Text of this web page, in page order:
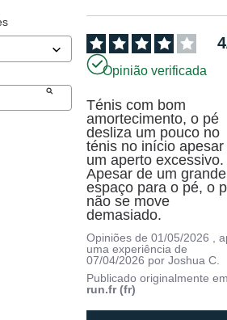
4
Opinião verificada
Ténis com bom
amortecimento, o pé
desliza um pouco no
ténis no início apesar
um aperto excessivo.
Apesar de um grande
espaço para o pé, o
não se move
demasiado.
Opiniões de01/05/2026
,
uma experiência de
07/04/2026 porJoshua C.
Publicado originalmente
run.fr (fr)